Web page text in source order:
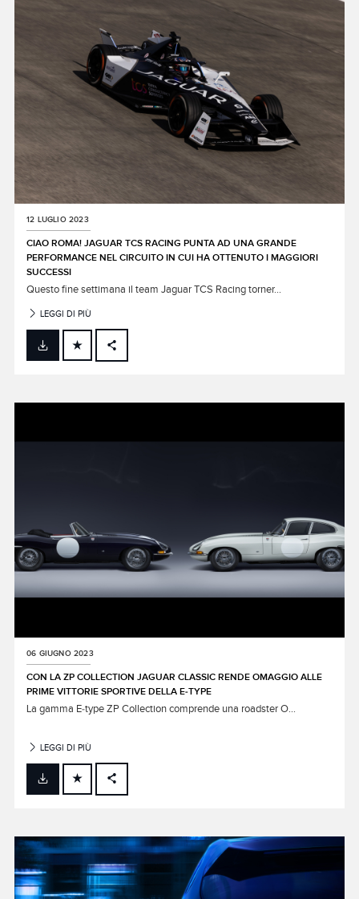
SHARE
12 LUGLIO 2023
CIAO ROMA! JAGUAR TCS RACING PUNTA AD UNA GRANDE
PERFORMANCE NEL CIRCUITO IN CUI HA OTTENUTO I MAGGIORI
SUCCESSI
Questo fine settimana il team Jaguar TCS Racing torner...
LEGGI DI PIÙ
FACEBOOK
SHARE
06 GIUGNO 2023
CON LA ZP COLLECTION JAGUAR CLASSIC RENDE OMAGGIO ALLE
PRIME VITTORIE SPORTIVE DELLA E‑TYPE
La gamma E‑type ZP Collection comprende una roadster O...
LEGGI DI PIÙ
FACEBOOK
LINKEDIN
SHARE